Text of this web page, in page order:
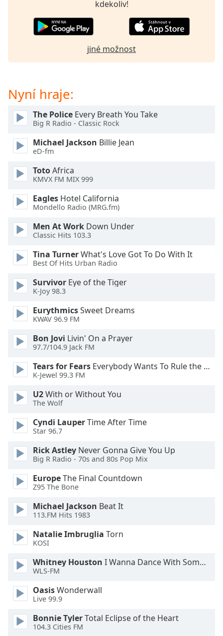
close
the
window.
Color
Opacity
Color
Opacity
Caption
Area
Background
Color
Opacity
Font
Edge
Style
Family
Reset
Done
Close
Modal
Dialog
dialog
window.
kdekoliv!
jiné možnost
Nyní hraje:
The Police Every Breath You Take
Big R Radio - Classic Rock
Michael Jackson Billie Jean
eD-fm
TotoAfrica
KMVX FM MIX 999
Eagles Hotel California
Mondello Radio (MRG.fm)
Men At Work Down Under
Classic Hits 103.3
Tina TurnerWhat's Love Got To Do With It
Best Of Hits Urban Radio
Survivor Eye of the Tiger
K-Joy 98.3
EurythmicsSweet Dreams
KWAV 96.9 FM
Bon Jovi Livin' On a Prayer
97.7/104.9 Jack FM
Tears for Fears Everybody Wants To Rule the World
K-Jewel 99.3 FM
U2With or Without You
The Wolf
Cyndi LauperTime After Time
Star 96.7
Rick Astley Never Gonna Give You Up
Big R Radio - 70s and 80s Pop Mix
EuropeThe Final Countdown
Z95 The Bone
Michael Jackson Beat It
113.FM Hits 1983
Natalie Imbruglia Torn
KOSI
Whitney Houston I Wanna Dance With Somebody
WLS-FM
OasisWonderwall
Live 99.9
Bonnie TylerTotal Eclipse of the Heart
104.3 Cities FM